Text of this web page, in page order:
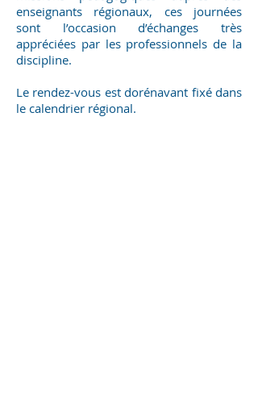
enseignants régionaux, ces journées
sont l’occasion d’échanges très
appréciées par les professionnels de la
discipline.
Le rendez-vous est dorénavant fixé dans
le calendrier régional.